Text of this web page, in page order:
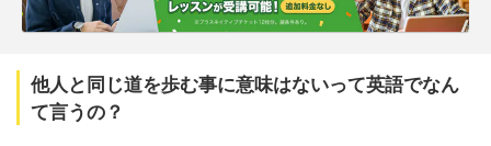
他人と同じ道を歩む事に意味はないって英語でなん
て言うの？